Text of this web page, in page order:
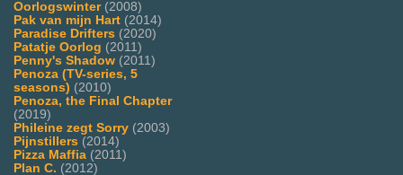
Oorlogswinter(2008)
Pak van mijn Hart (2014)
Paradise Drifters (2020)
Patatje Oorlog (2011)
Penny's Shadow (2011)
Penoza (TV-series, 5
seasons) (2010)
Penoza, the Final Chapter
(2019)
Phileine zegt Sorry (2003)
Pijnstillers (2014)
Pizza Maffia (2011)
Plan C. (2012)